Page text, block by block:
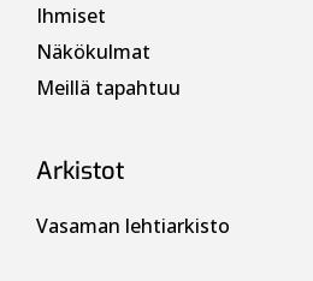
Ihmiset
Näkökulmat
Meillä tapahtuu
Arkistot
Vasaman lehtiarkisto